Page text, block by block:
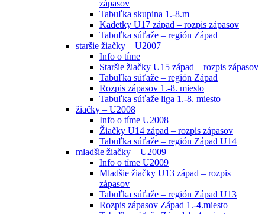
zápasov
Tabuľka skupina 1.-8.m
Kadetky U17 západ – rozpis zápasov
Tabuľka súťaže – región Západ
staršie žiačky – U2007
Info o tíme
Staršie žiačky U15 západ – rozpis zápasov
Tabuľka súťaže – región Západ
Rozpis zápasov 1.-8. miesto
Tabuľka súťaže liga 1.-8. miesto
žiačky – U2008
Info o tíme U2008
Žiačky U14 západ – rozpis zápasov
Tabuľka súťaže – región Západ U14
mladšie žiačky – U2009
Info o tíme U2009
Mladšie žiačky U13 západ – rozpis
zápasov
Tabuľka súťaže – región Západ U13
Rozpis zápasov Západ 1.-4.miesto